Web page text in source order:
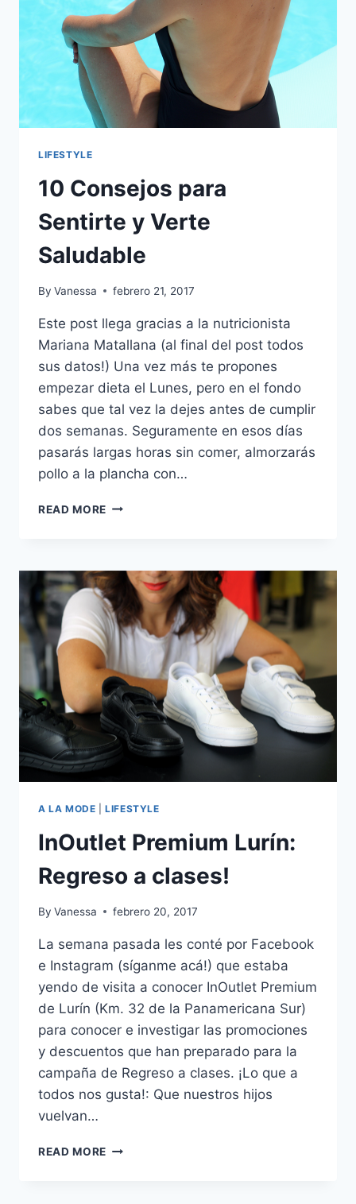
LIFESTYLE
10 Consejos para
Sentirte y Verte
Saludable
By Vanessa febrero 21, 2017
Este post llega gracias a la nutricionista
Mariana Matallana (al final del post todos
sus datos!) Una vez más te propones
empezar dieta el Lunes, pero en el fondo
sabes que tal vez la dejes antes de cumplir
dos semanas. Seguramente en esos días
pasarás largas horas sin comer, almorzarás
pollo a la plancha con…
READ MORE 10
Y
VERTE
SALUDABLE
A LA MODE |LIFESTYLE
InOutlet Premium Lurín:
Regreso a clases!
By Vanessa febrero 20, 2017
La semana pasada les conté por Facebook
e Instagram (síganme acá!) que estaba
yendo de visita a conocer InOutlet Premium
de Lurín (Km. 32 de la Panamericana Sur)
para conocer e investigar las promociones
y descuentos que han preparado para la
campaña de Regreso a clases. ¡Lo que a
todos nos gusta!: Que nuestros hijos
vuelvan…
READ MORE INOUTLET